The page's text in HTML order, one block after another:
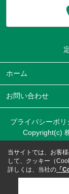
ホーム
お問い合わせ
プライバシーポリ
Copyright(c)
当サイトでは、お客
して、クッキー（
詳しくは、当社の 「